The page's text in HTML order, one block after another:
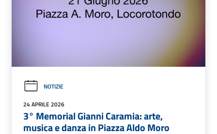
NOTIZIE
24 APRILE 2026
3° Memorial Gianni Caramia: arte,
musica e danza in Piazza Aldo Moro